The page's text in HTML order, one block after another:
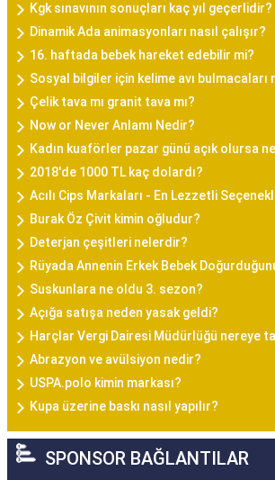
Kgk sınavının sonuçları kaç yıl geçerlidir?
Dinamik Ada animasyonları nasıl çalışır?
16. haftada bebek hareket edebilir mi?
Sosyal bilgiler için kelime avı bulmacaları
Çelik tava mı granit tava mı?
Now or Never Anlamı Nedir?
Kadın kuaförler pazar günü açık olursa
2018'de 1000 TL kaç dolardı?
Acılı Cips Markaları - En Lezzetli
Burak Öz Çivit kimin oğludur?
Deterjan çeşitleri nelerdir?
Rüyada Annenin Erkek Bebek
Suskunlara ne oldu 3. sezon?
Açığa satışa neden yasak geldi?
Harçlar Vergi Dairesi Müdürlüğü nereye
Abrazyon ve avülsiyon nedir?
USPA.polo kimin markası?
Kupa üzerine baskı nasıl yapılır?
SPONSOR BAĞLANTILAR